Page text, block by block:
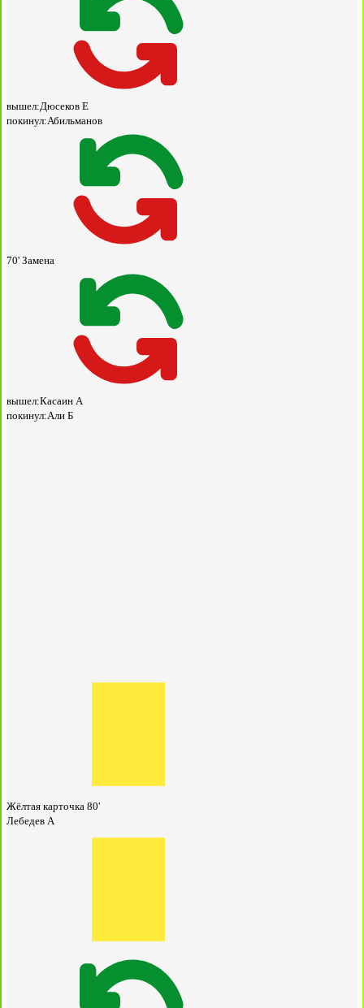
вышел:Дюсеков Е
покинул:Абильманов
70' Замена
вышел:Касаин А
покинул:Али Б
Жёлтая карточка 80'
Лебедев А